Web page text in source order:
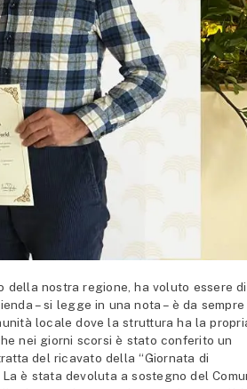
della nostra regione, ha voluto essere di
– si legge in una nota – è da sempre
locale dove la struttura ha la
nei giorni scorsi è stato conferito un
tratta del ricavato della “Giornata di
è stata devoluta a sostegno del